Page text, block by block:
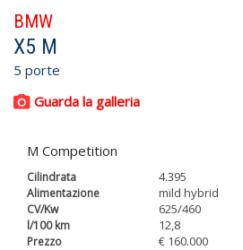
BMW
X5 M
5 porte
Guarda la galleria
M Competition
4.395
mild hybrid
625/460
12,8
€ 160.000